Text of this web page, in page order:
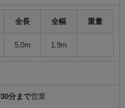
全長 全幅 重量
5.0m 1.9m
分まで営業